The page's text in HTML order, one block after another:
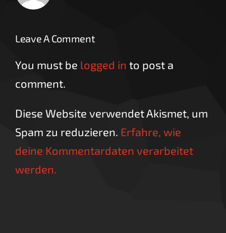
Leave A Comment
You must be logged in to post a
comment.
Diese Website verwendet Akismet, um
Spam zu reduzieren. Erfahre, wie
deine Kommentardaten verarbeitet
werden.